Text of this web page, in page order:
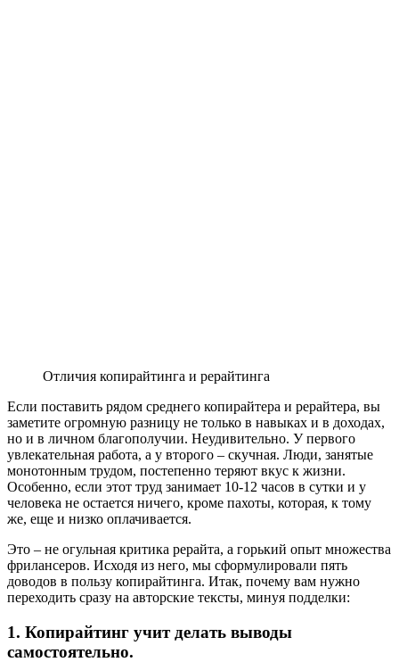
Отличия копирайтинга и рерайтинга
Если поставить рядом среднего копирайтера и рерайтера, вы
заметите огромную разницу не только в навыках и в доходах,
но и в личном благополучии. Неудивительно. У первого
увлекательная работа, а у второго – скучная. Люди, занятые
монотонным трудом, постепенно теряют вкус к жизни.
Особенно, если этот труд занимает 10-12 часов в сутки и у
человека не остается ничего, кроме пахоты, которая, к тому
же, еще и низко оплачивается.
Это – не огульная критика рерайта, а горький опыт множества
фрилансеров. Исходя из него, мы сформулировали пять
доводов в пользу копирайтинга. Итак, почему вам нужно
переходить сразу на авторские тексты, минуя подделки:
1. Копирайтинг учит делать выводы
самостоятельно.